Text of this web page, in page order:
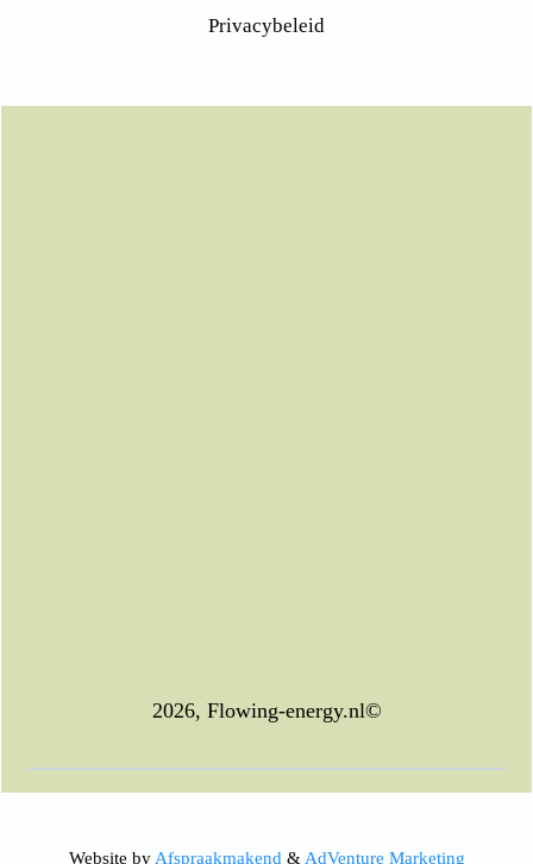
Privacybeleid
2026, Flowing-energy.nl©
Website byAfspraakmakend &AdVenture Marketing